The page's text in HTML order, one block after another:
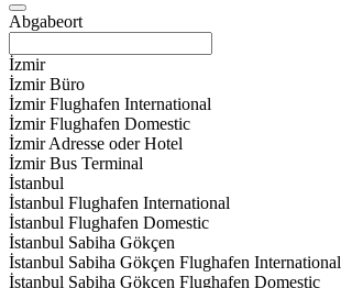
Abgabeort
İzmir
İzmir Büro
İzmir Flughafen International
İzmir Flughafen Domestic
İzmir Adresse oder Hotel
İzmir Bus Terminal
İstanbul
İstanbul Flughafen International
İstanbul Flughafen Domestic
İstanbul Sabiha Gökçen
İstanbul Sabiha Gökçen Flughafen International
İstanbul Sabiha Gökçen Flughafen Domestic